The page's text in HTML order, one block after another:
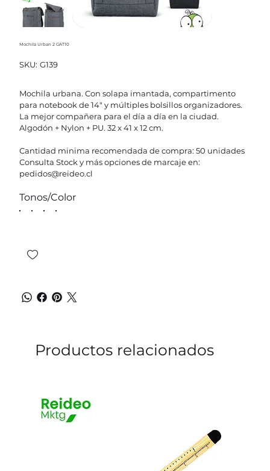
Mochila Urban 2 GAT10
SKU: SKU
G139
G139
Mochila urbana. Con solapa imantada, compartimento
para notebook de 14" y múltiples bolsillos organizadores.
La mejor compañera para el día a día en la ciudad.
Algodón + Nylon + PU. 32 x 41 x 12 cm.
Cantidad minima recomendada de compra: 50 unidades
Consulta Stock y más opciones de marcaje en:
pedidos@reideo.cl
Tonos/Color
Productos relacionados